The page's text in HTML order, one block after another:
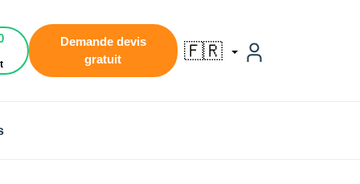
Demande devis
gratuit
🇫🇷